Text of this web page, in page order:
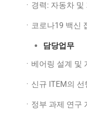
ㆍ경력: 자동차
ㆍ코로나19 백신
담당업무
ㆍ베어링 설계 및
ㆍ신규 ITEM의
ㆍ정부 과제 연구